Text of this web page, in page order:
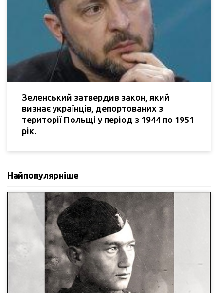
Зеленський затвердив закон, який
визнає українців, депортованих з
території Польщі у період з 1944 по 1951
рік.
Найпопулярніше